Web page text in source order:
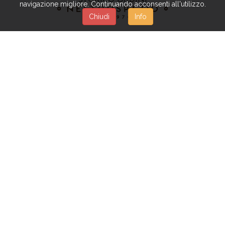
navigazione migliore. Continuando acconsenti all'utilizzo.
Chiudi
Info